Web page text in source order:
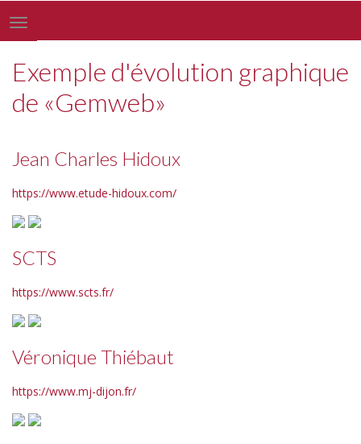
Toggle
navigation
Exemple d'évolution graphique
de «Gemweb»
Jean Charles Hidoux
https://www.etude-hidoux.com/
SCTS
https://www.scts.fr/
Véronique Thiébaut
https://www.mj-dijon.fr/